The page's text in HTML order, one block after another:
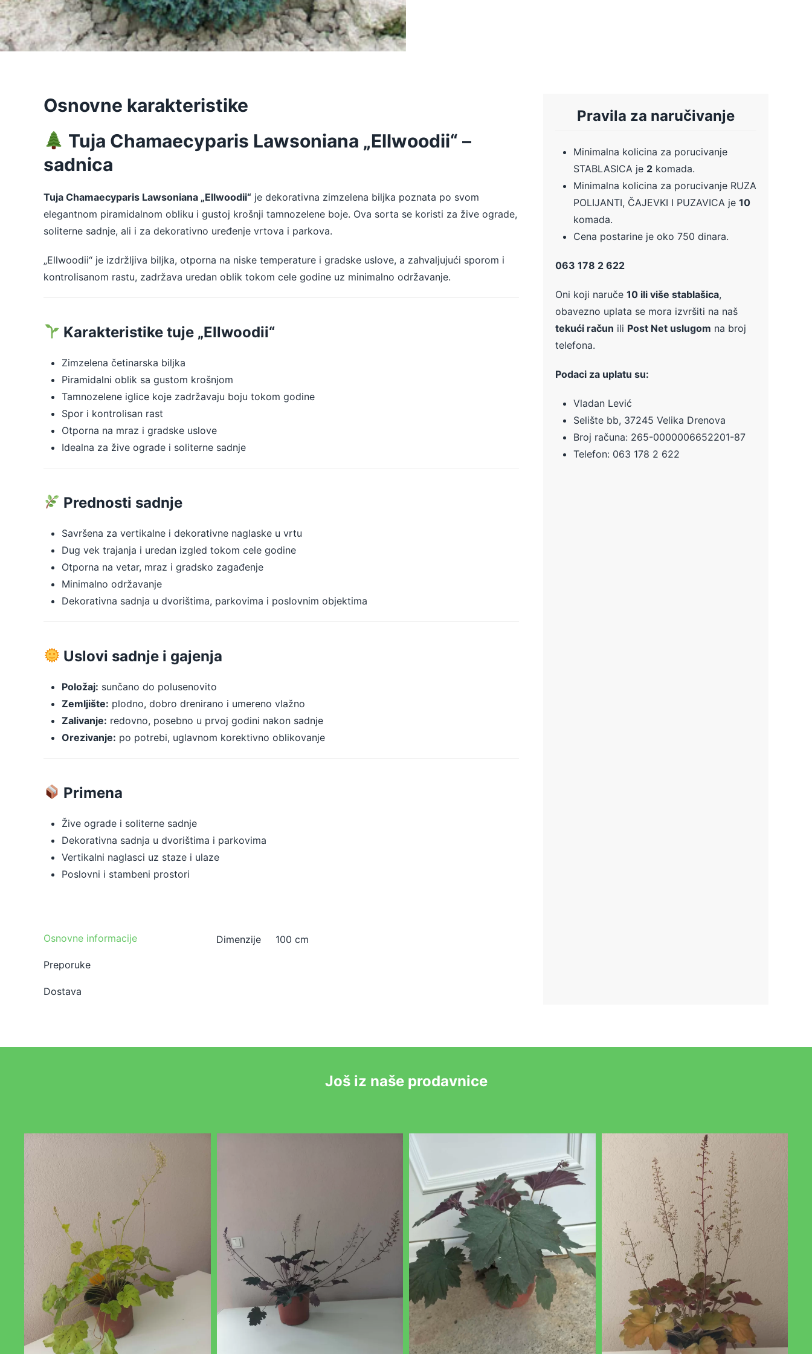
Osnovne karakteristike
Tuja Chamaecyparis Lawsoniana „Ellwoodii“ –
sadnica
Tuja Chamaecyparis Lawsoniana „Ellwoodii“ je dekorativna zimzelena biljka poznata po svom
elegantnom piramidalnom obliku i gustoj krošnji tamnozelene boje. Ova sorta se koristi za žive ograde,
soliterne sadnje, ali i za dekorativno uređenje vrtova i parkova.
„Ellwoodii“ je izdržljiva biljka, otporna na niske temperature i gradske uslove, a zahvaljujući sporom i
kontrolisanom rastu, zadržava uredan oblik tokom cele godine uz minimalno održavanje.
Karakteristike tuje „Ellwoodii“
Zimzelena četinarska biljka
Piramidalni oblik sa gustom krošnjom
Tamnozelene iglice koje zadržavaju boju tokom godine
Spor i kontrolisan rast
Otporna na mraz i gradske uslove
Idealna za žive ograde i soliterne sadnje
Prednosti sadnje
Savršena za vertikalne i dekorativne naglaske u vrtu
Dug vek trajanja i uredan izgled tokom cele godine
Otporna na vetar, mraz i gradsko zagađenje
Minimalno održavanje
Dekorativna sadnja u dvorištima, parkovima i poslovnim objektima
Uslovi sadnje i gajenja
Položaj: sunčano do polusenovito
Zemljište: plodno, dobro drenirano i umereno vlažno
Zalivanje: redovno, posebno u prvoj godini nakon sadnje
Orezivanje: po potrebi, uglavnom korektivno oblikovanje
Primena
Žive ograde i soliterne sadnje
Dekorativna sadnja u dvorištima i parkovima
Vertikalni naglasci uz staze i ulaze
Poslovni i stambeni prostori
Osnovne informacije
Preporuke
Dostava
Dimenzije 100 cm
Pravila za naručivanje
Minimalna kolicina za porucivanje
STABLASICA je 2komada.
Minimalna kolicina za porucivanje RUZA
POLIJANTI, ČAJEVKI I PUZAVICA je 10
komada.
Cena postarine je oko 750 dinara.
063 178 2 622
Oni koji naruče 10 ili više stablašica,
obavezno uplata se mora izvršiti na naš
tekući račun ili Post Net uslugom na broj
telefona.
Podaci za uplatu su:
Vladan Lević
Selište bb, 37245 Velika Drenova
Broj računa: 265-0000006652201-87
Telefon: 063 178 2 622
Još iz naše prodavnice